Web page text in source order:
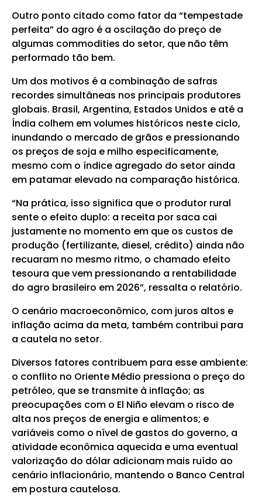
Outro ponto citado como fator da “tempestade
perfeita” do agro é a oscilação do preço de
algumas commodities do setor, que não têm
performado tão bem.
Um dos motivos é a combinação de safras
recordes simultâneas nos principais produtores
globais. Brasil, Argentina, Estados Unidos e até a
Índia colhem em volumes históricos neste ciclo,
inundando o mercado de grãos e pressionando
os preços de soja e milho especificamente,
mesmo com o índice agregado do setor ainda
em patamar elevado na comparação histórica.
“Na prática, isso significa que o produtor rural
sente o efeito duplo: a receita por saca cai
justamente no momento em que os custos de
produção (fertilizante, diesel, crédito) ainda não
recuaram no mesmo ritmo, o chamado efeito
tesoura que vem pressionando a rentabilidade
do agro brasileiro em 2026”, ressalta o relatório.
O cenário macroeconômico, com juros altos e
inflação acima da meta, também contribui para
a cautela no setor.
Diversos fatores contribuem para esse ambiente:
o conflito no Oriente Médio pressiona o preço do
petróleo, que se transmite à inflação; as
preocupações com o El Niño elevam o risco de
alta nos preços de energia e alimentos; e
variáveis como o nível de gastos do governo, a
atividade econômica aquecida e uma eventual
valorização do dólar adicionam mais ruído ao
cenário inflacionário, mantendo o Banco Central
em postura cautelosa.